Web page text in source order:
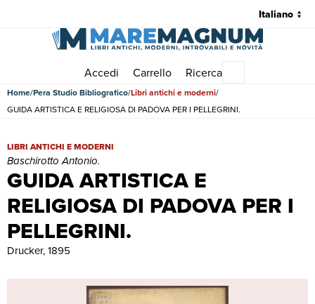
Accedi Carrello Ricerca
Home Pera Studio Bibliografico Libri antichi e moderni
GUIDA ARTISTICA E RELIGIOSA DI PADOVA PER I PELLEGRINI.
GUIDA ARTISTICA E
RELIGIOSA DI PADOVA PER I
PELLEGRINI.
GUIDA ARTISTICA E RELIGIOSA DI PADOVA PER I
LIBRI ANTICHI E MODERNI
Baschirotto Antonio.
Drucker, 1895